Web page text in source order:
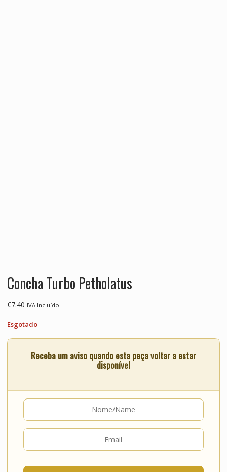
Concha Turbo Petholatus
€7.40 IVA Incluído
Esgotado
Receba um aviso quando esta peça voltar a estar
disponível